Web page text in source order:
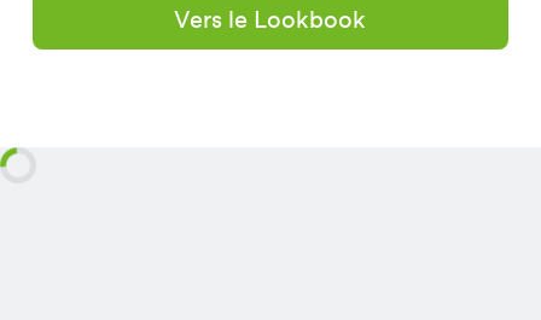
Vers le Lookbook